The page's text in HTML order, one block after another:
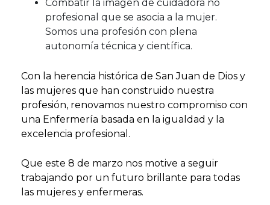
Combatir la imagen de cuidadora no
profesional que se asocia a la mujer.
Somos una profesión con plena
autonomía técnica y científica.
Con la herencia histórica de San Juan de Dios y
las mujeres que han construido nuestra
profesión, renovamos nuestro compromiso con
una Enfermería basada en la igualdad y la
excelencia profesional.
Que este 8 de marzo nos motive a seguir
trabajando por un futuro brillante para todas
las mujeres y enfermeras.